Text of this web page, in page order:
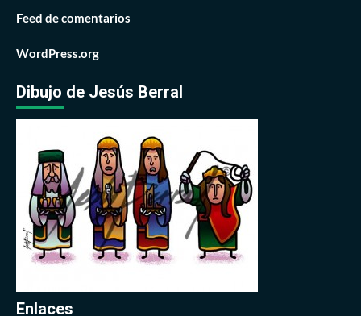
Feed de comentarios
WordPress.org
Dibujo de Jesús Berral
Enlaces